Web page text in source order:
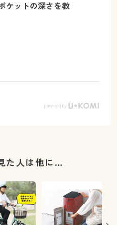
ケットの深さを教
た人は他に…